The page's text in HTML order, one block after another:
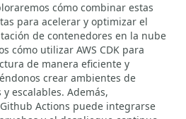
cómo combinar estas
para acelerar y optimizar el
de contenedores en la nube
cómo utilizar AWS CDK para
de manera eficiente y
crear ambientes de
escalables. Además,
Actions puede integrarse